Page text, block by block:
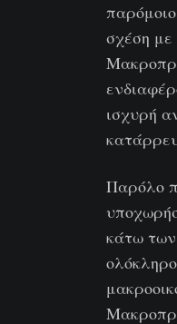
σχέση
ισχυρή
Παρόλο
κάτω